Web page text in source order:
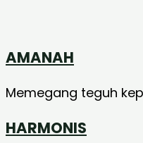
AMANAH
Memegang teguh
HARMONIS